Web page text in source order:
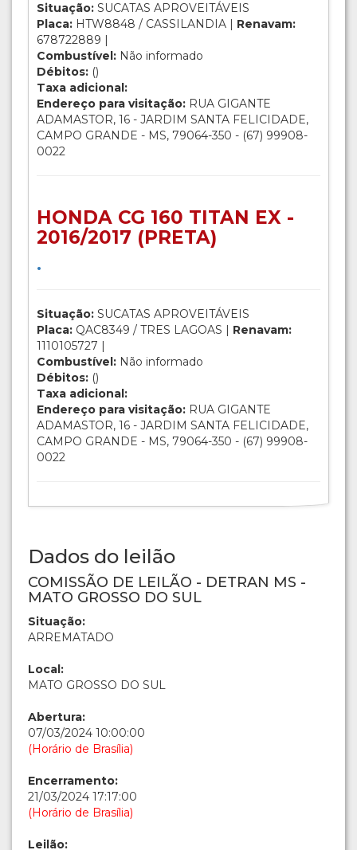
Situação: SUCATAS APROVEITÁVEIS
Placa: HTW8848 / CASSILANDIA | Renavam:
678722889 |
Combustível: Não informado
Débitos: ()
Taxa adicional:
Endereço para visitação: RUA GIGANTE
ADAMASTOR, 16 - JARDIM SANTA FELICIDADE,
CAMPO GRANDE - MS, 79064-350 - (67) 99908-
0022
HONDA CG 160 TITAN EX -
2016/2017 (PRETA)
.
Situação: SUCATAS APROVEITÁVEIS
Placa: QAC8349 / TRES LAGOAS | Renavam:
1110105727 |
Combustível: Não informado
Débitos: ()
Taxa adicional:
Endereço para visitação: RUA GIGANTE
ADAMASTOR, 16 - JARDIM SANTA FELICIDADE,
CAMPO GRANDE - MS, 79064-350 - (67) 99908-
0022
Dados do leilão
COMISSÃO DE LEILÃO - DETRAN MS -
MATO GROSSO DO SUL
Situação:
ARREMATADO
Local:
MATO GROSSO DO SUL
Abertura:
07/03/2024 10:00:00
(Horário de Brasília)
Encerramento:
21/03/2024 17:17:00
(Horário de Brasília)
Leilão: